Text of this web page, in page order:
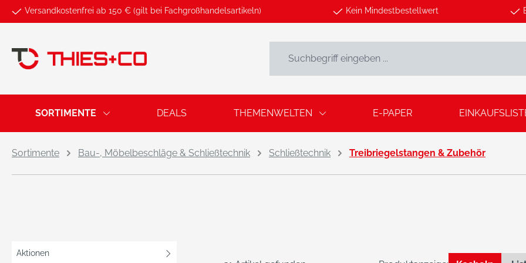
Zur Hauptnavigation springen
Versandkostenfrei ab 150 € (gilt bei Fachgroßhandelsartikeln) Kein Mindestbestellwert
SORTIMENTE DEALS THEMENWELTEN E-PAPER
Sortimente Bau-, Möbelbeschläge & Schließtechnik Schließtechnik Treibriegelstangen & Zubehör
Aktionen